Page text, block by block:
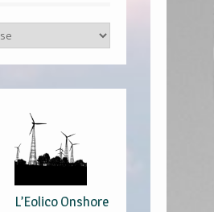
L’Eolico Onshore